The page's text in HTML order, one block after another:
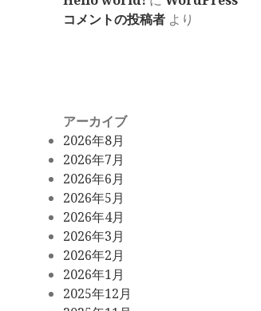
コメントの投稿者 より
アーカイブ
2026年8月
2026年7月
2026年6月
2026年5月
2026年4月
2026年3月
2026年2月
2026年1月
2025年12月